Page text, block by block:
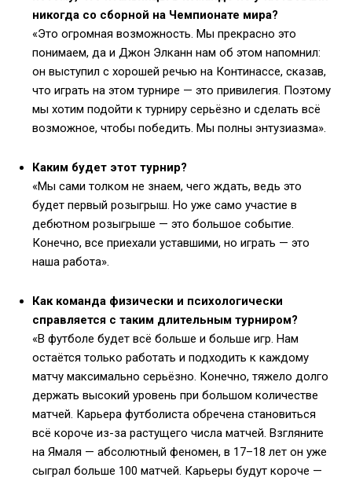
никогда со сборной на Чемпионате мира?
«Это огромная возможность. Мы прекрасно это
понимаем, да и Джон Элканн нам об этом напомнил:
он выступил с хорошей речью на Континассе, сказав,
что играть на этом турнире — это привилегия. Поэтому
мы хотим подойти к турниру серьёзно и сделать всё
возможное, чтобы победить. Мы полны энтузиазма».
Каким будет этот турнир?
«Мы сами толком не знаем, чего ждать, ведь это
будет первый розыгрыш. Но уже само участие в
дебютном розыгрыше — это большое событие.
Конечно, все приехали уставшими, но играть — это
наша работа».
Как команда физически и психологически
справляется с таким длительным турниром?
«В футболе будет всё больше и больше игр. Нам
остаётся только работать и подходить к каждому
матчу максимально серьёзно. Конечно, тяжело долго
держать высокий уровень при большом количестве
матчей. Карьера футболиста обречена становиться
всё короче из-за растущего числа матчей. Взгляните
на Ямаля — абсолютный феномен, в 17–18 лет он уже
сыграл больше 100 матчей. Карьеры будут короче —